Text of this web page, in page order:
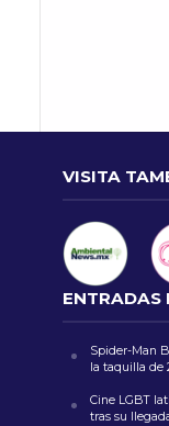
VISITA
ENTRADAS
Spider-Man
la taquilla de
Cine LGBT
tras su